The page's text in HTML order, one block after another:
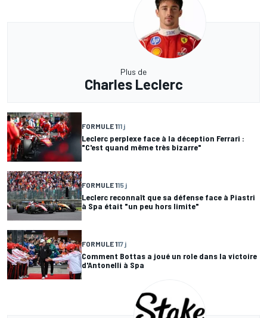
Plus de
Charles Leclerc
FORMULE 111 j
Leclerc perplexe face à la déception Ferrari :
"C'est quand même très bizarre"
FORMULE 115 j
Leclerc reconnaît que sa défense face à Piastri
à Spa était "un peu hors limite"
FORMULE 117 j
Comment Bottas a joué un role dans la victoire
d'Antonelli à Spa